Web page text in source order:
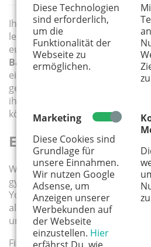
Diese Technologien
sind erforderlich,
um die
Funktionalität der
Webseite zu
ermöglichen.
Marketing
Diese Cookies sind
Grundlage für
unsere Einnahmen.
Wir nutzen Google
Adsense, um
Anzeigen unserer
Werbekunden auf
der Webseite
einzustellen. Hier
erfährst Du, wie
Ihr möchtet dasKÄNGURU
lesen, sondern auch selbst in
eurer Einrichtung auslegen?
Baby-Magazin für Köln, Bonn
einfach kostenlos bestellen – wir
gewünschte Anzahl Exemplare
ihr sie bequem weitergeben
könnt.
Einfach bestellen
Wir verschicken gern an
gynäkologische oder
Yogastudios, Elterngruppen,
alle Orte, an denen werdende
unterwegs sind. Bitte einfach
Firma